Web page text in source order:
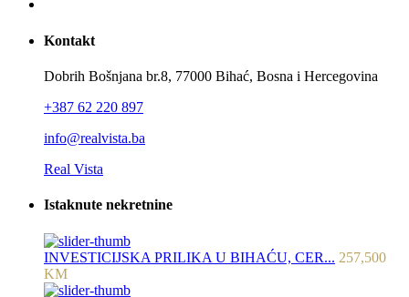
Kontakt
Dobrih Bošnjana br.8, 77000 Bihać, Bosna i Hercegovina
+387 62 220 897
info@realvista.ba
Real Vista
Istaknute nekretnine
INVESTICIJSKA PRILIKA U BIHAĆU, CER... 257,500
KM